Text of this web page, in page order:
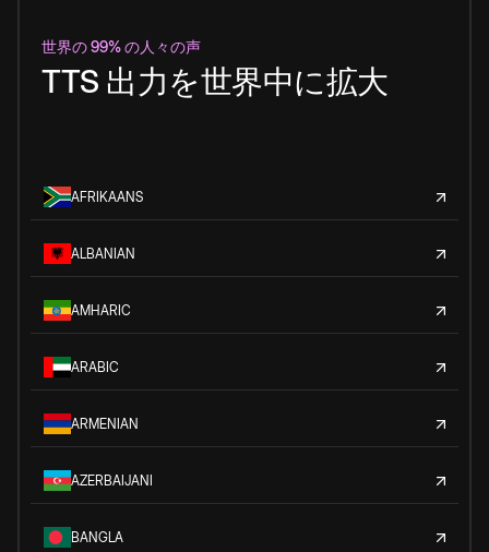
世界の 99% の人々の声
TTS 出力を世界中に拡大
AFRIKAANS
ALBANIAN
AMHARIC
ARABIC
ARMENIAN
AZERBAIJANI
BANGLA